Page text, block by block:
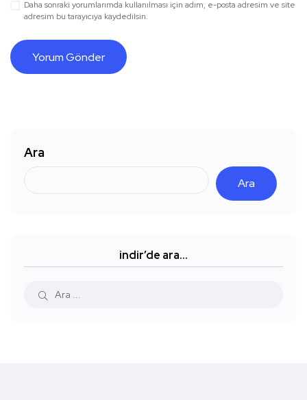
Daha sonraki yorumlarımda kullanılması için adım, e-posta adresim ve site
adresim bu tarayıcıya kaydedilsin.
Ara
Ara
indir’de ara…